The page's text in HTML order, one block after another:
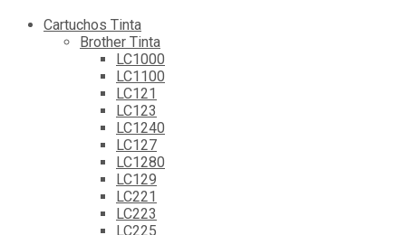
Cartuchos Tinta
Brother Tinta
LC1000
LC1100
LC121
LC123
LC1240
LC127
LC1280
LC129
LC221
LC223
LC225